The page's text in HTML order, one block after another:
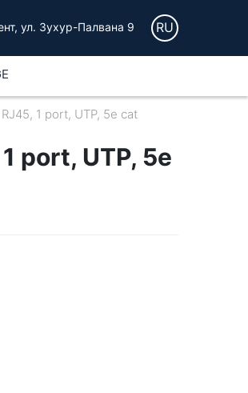
ул. Зухур-Палвана 9 RU
1 port, UTP, 5e cat
port, UTP, 5e